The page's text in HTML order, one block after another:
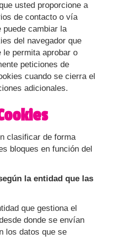
usted proporcione a
de contacto o vía
cambiar la
del navegador que
le permita aprobar o
peticiones de
cuando se cierra el
adicionales.
clasificar de forma
bloques en función del
la entidad que las
que gestiona el
donde se envían
los datos que se